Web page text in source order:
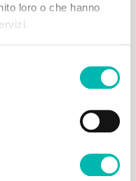
loro o che hanno